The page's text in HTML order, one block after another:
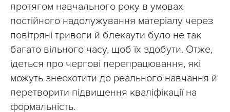
протягом навчального року в умовах
постійного надолужування матеріалу через
повітряні тривоги й блекаути було не так
багато вільного часу, щоб їх здобути. Отже,
ідеться про чергові перепрацювання, які
можуть знеохотити до реального навчання й
перетворити підвищення кваліфікації на
формальність.